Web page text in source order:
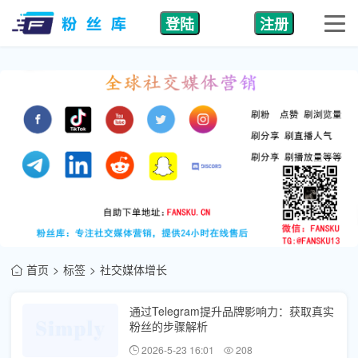
登陆 注册
首页 标签 社交媒体增长
通过Telegram提升品牌影响力：获取真实
粉丝的步骤解析
2026-5-23 16:01 208